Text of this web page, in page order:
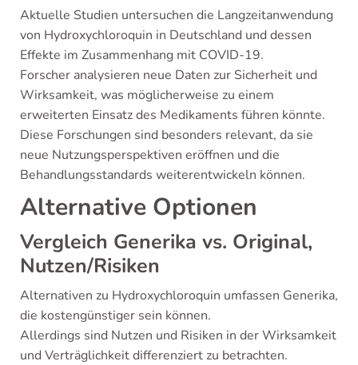
Aktuelle Studien untersuchen die Langzeitanwendung
von Hydroxychloroquin in Deutschland und dessen
Effekte im Zusammenhang mit COVID-19.
Forscher analysieren neue Daten zur Sicherheit und
Wirksamkeit, was möglicherweise zu einem
erweiterten Einsatz des Medikaments führen könnte.
Diese Forschungen sind besonders relevant, da sie
neue Nutzungsperspektiven eröffnen und die
Behandlungsstandards weiterentwickeln können.
Alternative Optionen
Vergleich Generika vs. Original,
Nutzen/Risiken
Alternativen zu Hydroxychloroquin umfassen Generika,
die kostengünstiger sein können.
Allerdings sind Nutzen und Risiken in der Wirksamkeit
und Verträglichkeit differenziert zu betrachten.